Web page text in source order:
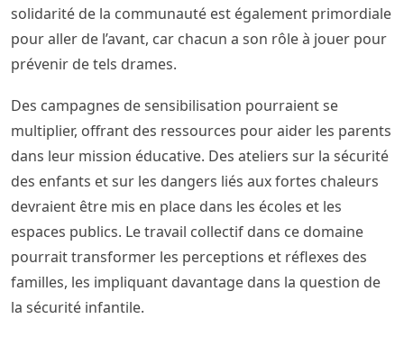
solidarité de la communauté est également primordiale
pour aller de l’avant, car chacun a son rôle à jouer pour
prévenir de tels drames.
Des campagnes de sensibilisation pourraient se
multiplier, offrant des ressources pour aider les parents
dans leur mission éducative. Des ateliers sur la sécurité
des enfants et sur les dangers liés aux fortes chaleurs
devraient être mis en place dans les écoles et les
espaces publics. Le travail collectif dans ce domaine
pourrait transformer les perceptions et réflexes des
familles, les impliquant davantage dans la question de
la sécurité infantile.